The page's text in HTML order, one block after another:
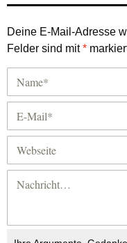
Deine E-Mail-Adresse
Felder sind mit*